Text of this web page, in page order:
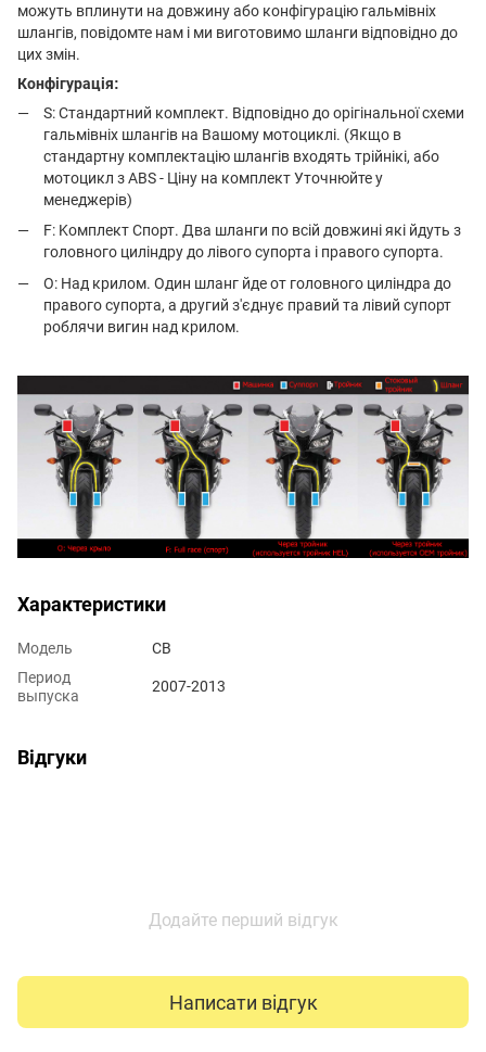
можуть вплинути на довжину або конфігурацію гальмівніх
шлангів, повідомте нам і ми виготовимо шланги відповідно до
цих змін.
Конфігурація:
S: Стандартний комплект. Відповідно до орігінальної схеми
гальмівніх шлангів на Вашому мотоциклі. (Якщо в
стандартну комплектацію шлангів входять трійнікі, або
мотоцикл з ABS - Ціну на комплект Уточнюйте у
менеджерів)
F: Kомплект Спорт. Два шланги по всій довжині які йдуть з
головного циліндру до лівого супорта і правого супорта.
O: Над крилом. Один шланг йде от головного циліндра до
правого супорта, а другий з'єднує правий та лівий супорт
роблячи вигин над крилом.
Характеристики
Модель
CB
Период
выпуска
2007-2013
Відгуки
Додайте перший відгук
Написати відгук